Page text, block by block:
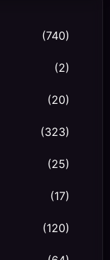
(740)
(2)
(20)
(323)
(25)
(17)
(120)